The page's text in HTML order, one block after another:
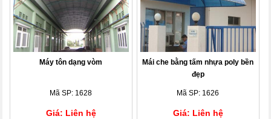
Máy tôn dạng vòm
Mã SP: 1628
Giá: Liên hệ
Mái che bằng tấm nhựa poly bền
đẹp
Mã SP: 1626
Giá: Liên hệ